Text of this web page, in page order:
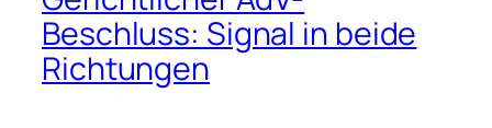
Beschluss: Signal in beide
Richtungen